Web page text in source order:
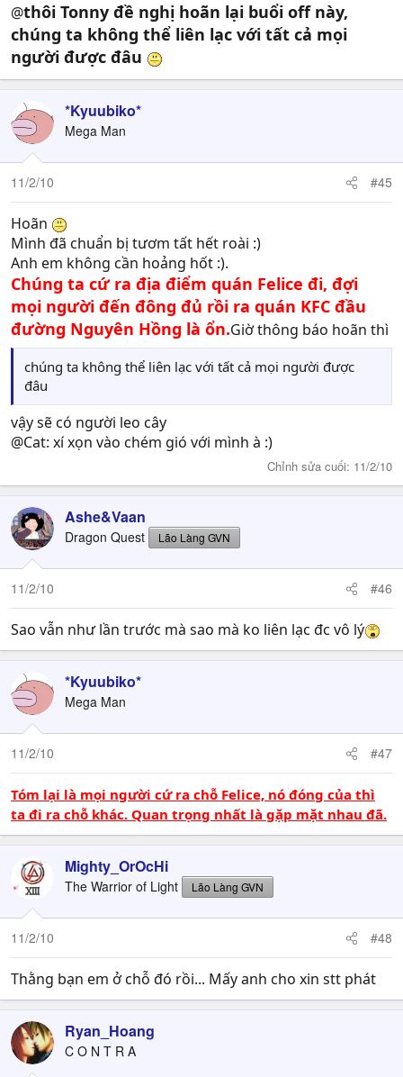
@thôi Tonny đề nghị hoãn lại buổi off này,
chúng ta không thể liên lạc với tất cả mọi
người được đâu
*Kyuubiko*
Mega Man
11/2/10 #45
Hoãn
Mình đã chuẩn bị tươm tất hết roài :)
Anh em không cần hoảng hốt :).
Chúng ta cứ ra địa điểm quán Felice đi, đợi
mọi người đến đông đủ rồi ra quán KFC đầu
đường Nguyên Hồng là ổn.Giờ thông báo hoãn thì
chúng ta không thể liên lạc với tất cả mọi người được
đâu
vậy sẽ có người leo cây
@Cat: xí xọn vào chém gió với mình à :)
Chỉnh sửa cuối: 11/2/10
Ashe&Vaan
Dragon Quest Lão Làng GVN
11/2/10 #46
Sao vẫn như lần trước mà sao mà ko liên lạc đc vô lý
*Kyuubiko*
Mega Man
11/2/10 #47
Tóm lại là mọi người cứ ra chỗ Felice, nó đóng của thì
ta đi ra chỗ khác. Quan trọng nhất là gặp mặt nhau đã.
Mighty_OrOcHi
The Warrior of Light Lão Làng GVN
11/2/10 #48
Thằng bạn em ở chỗ đó rồi... Mấy anh cho xin stt phát
Ryan_Hoang
C O N T R A